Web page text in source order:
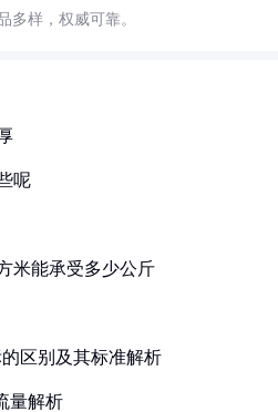
多样，权威可靠。
呢
米能承受多少公斤
区别及其标准解析
量解析